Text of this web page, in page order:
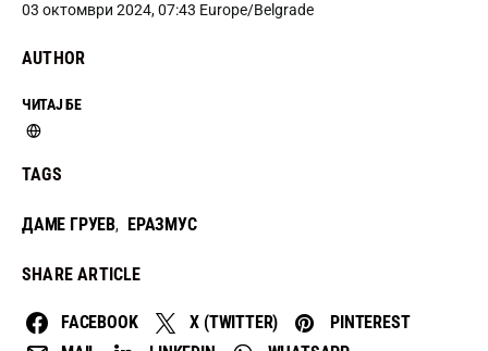
03 октомври 2024, 07:43 Europe/Belgrade
AUTHOR
ЧИТАЈ БЕ
TAGS
ДАМЕ ГРУЕВ, ЕРАЗМУС
SHARE ARTICLE
FACEBOOK X (TWITTER)
PINTEREST